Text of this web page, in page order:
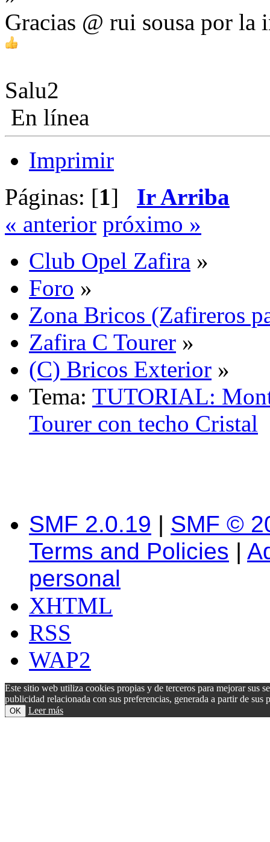
Gracias @ rui sousa por la
Salu2
En línea
Imprimir
Páginas: [1] Ir Arriba
« anterior próximo »
Club Opel Zafira »
Foro »
Zona Bricos (Zafireros
Zafira C Tourer »
(C) Bricos Exterior »
Tema: TUTORIAL:
Tourer con techo Cristal
SMF 2.0.19 | SMF ©
Terms and Policies |
personal
XHTML
RSS
WAP2
Este sitio web utiliza cookies propias y de terceros para mejorar sus
publicidad relacionada con sus preferencias, generada a partir de
OK Leer más